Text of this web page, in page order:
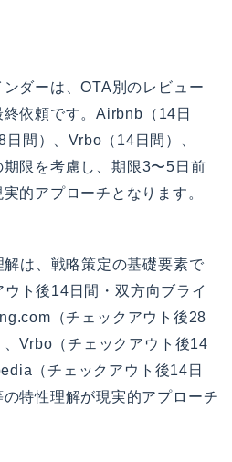
ダーは、OTA別のレビュー
依頼です。Airbnb（14日
間）、Vrbo（14日間）、
限を考慮し、期限3〜5日前
的アプローチとなります。
は、戦略策定の基礎要素で
ト後14日間・双方向ブライ
（チェックアウト後28
Vrbo（チェックアウト後14
（チェックアウト後14日
特性理解が現実的アプローチ